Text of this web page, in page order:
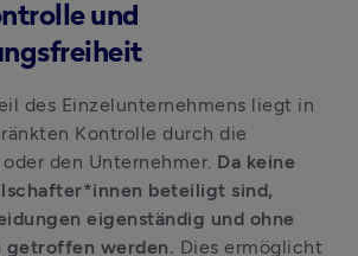
und
des Einzelunternehmens liegt in
Kontrolle durch die
den Unternehmer. Da keine
beteiligt sind,
eigenständig und ohne
getroffen werden. Dies ermöglicht